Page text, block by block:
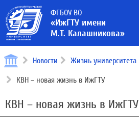
ФГБОУ ВО
«ИжГТУ имени
М.Т. Калашникова»
Новости Жизнь университета
КВН – новая жизнь в ИжГТУ
КВН – новая жизнь в ИжГТУ